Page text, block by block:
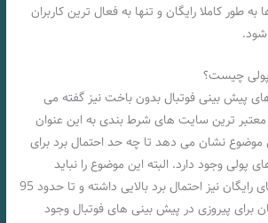
طور کاملا رایگان و تنها به فعال ترین کاربران
پولی چیست؟
پیش بینی فوتبال بدون باخت نیز گفته می
ترین سایت های شرط بندی به این عنوان
نشان می دهد تا چه حد احتمال برد برای
پولی وجود دارد. البته این موضوع را نباید
فراموش کنید که فرم های رایگان نیز احتمال برد بالایی داشته و تا حدود 95
برای پیروزی در پیش بینی های فوتبال وجود